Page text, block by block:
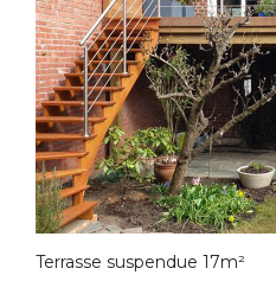
Terrasse suspendue 17m²